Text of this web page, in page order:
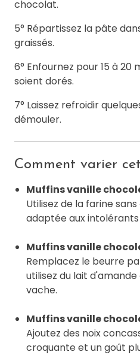
chocolat.
5° Répartissez la pâte
graissés.
6° Enfournez pour 15 à 20
soient dorés.
7° Laissez refroidir
démouler.
Comment varier
Muffins vanille
Utilisez de la farine
adaptée aux intolérants
Muffins vanille
Remplacez le beurre
utilisez du lait
vache.
Muffins vanille
Ajoutez des noix
croquante et un goût